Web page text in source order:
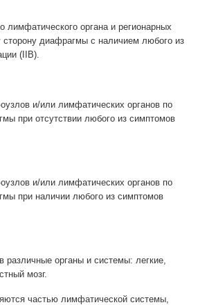
лимфатического органа и регионарных
диафрагмы с наличием любого из
(IIВ).
и/или лимфатических органов по
при отсутствии любого из симптомов
и/или лимфатических органов по
при наличии любого из симптомов
различные органы и системы: легкие,
мозг.
частью лимфатической системы,